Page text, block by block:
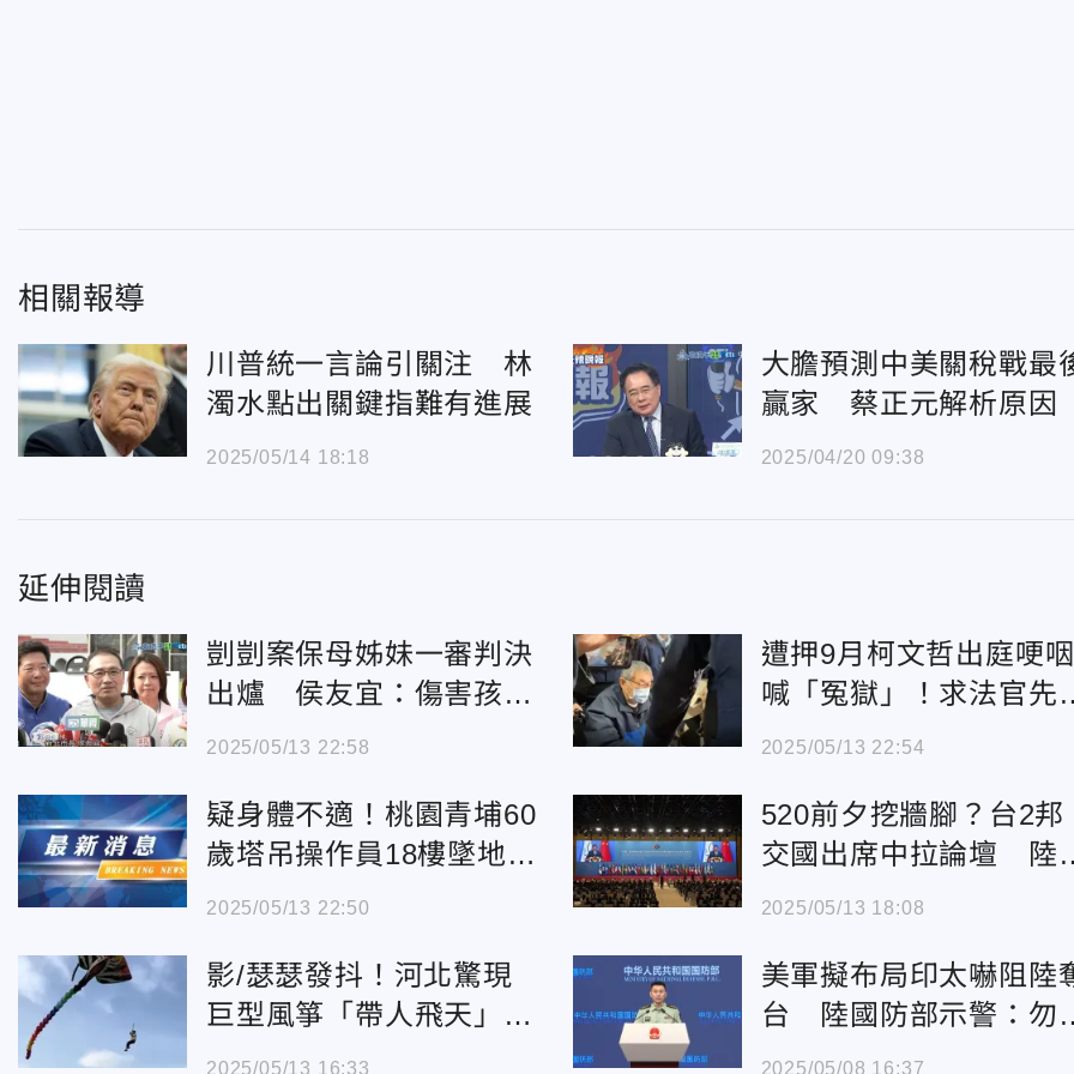
相關報導
川普統一言論引關注 林
濁水點出關鍵指難有進展
2025/05/14 18:18
大膽預測中美關稅戰最
贏家 蔡正元解析原因
2025/04/20 09:38
延伸閱讀
剴剴案保母姊妹一審判決
出爐 侯友宜：傷害孩子
從重究責
2025/05/13 22:58
遭押9月柯文哲出庭哽咽
喊「冤獄」！求法官先
李文宗交保
2025/05/13 22:54
疑身體不適！桃園青埔60
歲塔吊操作員18樓墜地身
亡
2025/05/13 22:50
520前夕挖牆腳？台2邦
交國出席中拉論壇 陸
交部回應了
2025/05/13 18:08
影/瑟瑟發抖！河北驚現
巨型風箏「帶人飛天」真
相神展開
2025/05/13 16:33
美軍擬布局印太嚇阻陸
台 陸國防部示警：勿
狼入室
2025/05/08 16:37